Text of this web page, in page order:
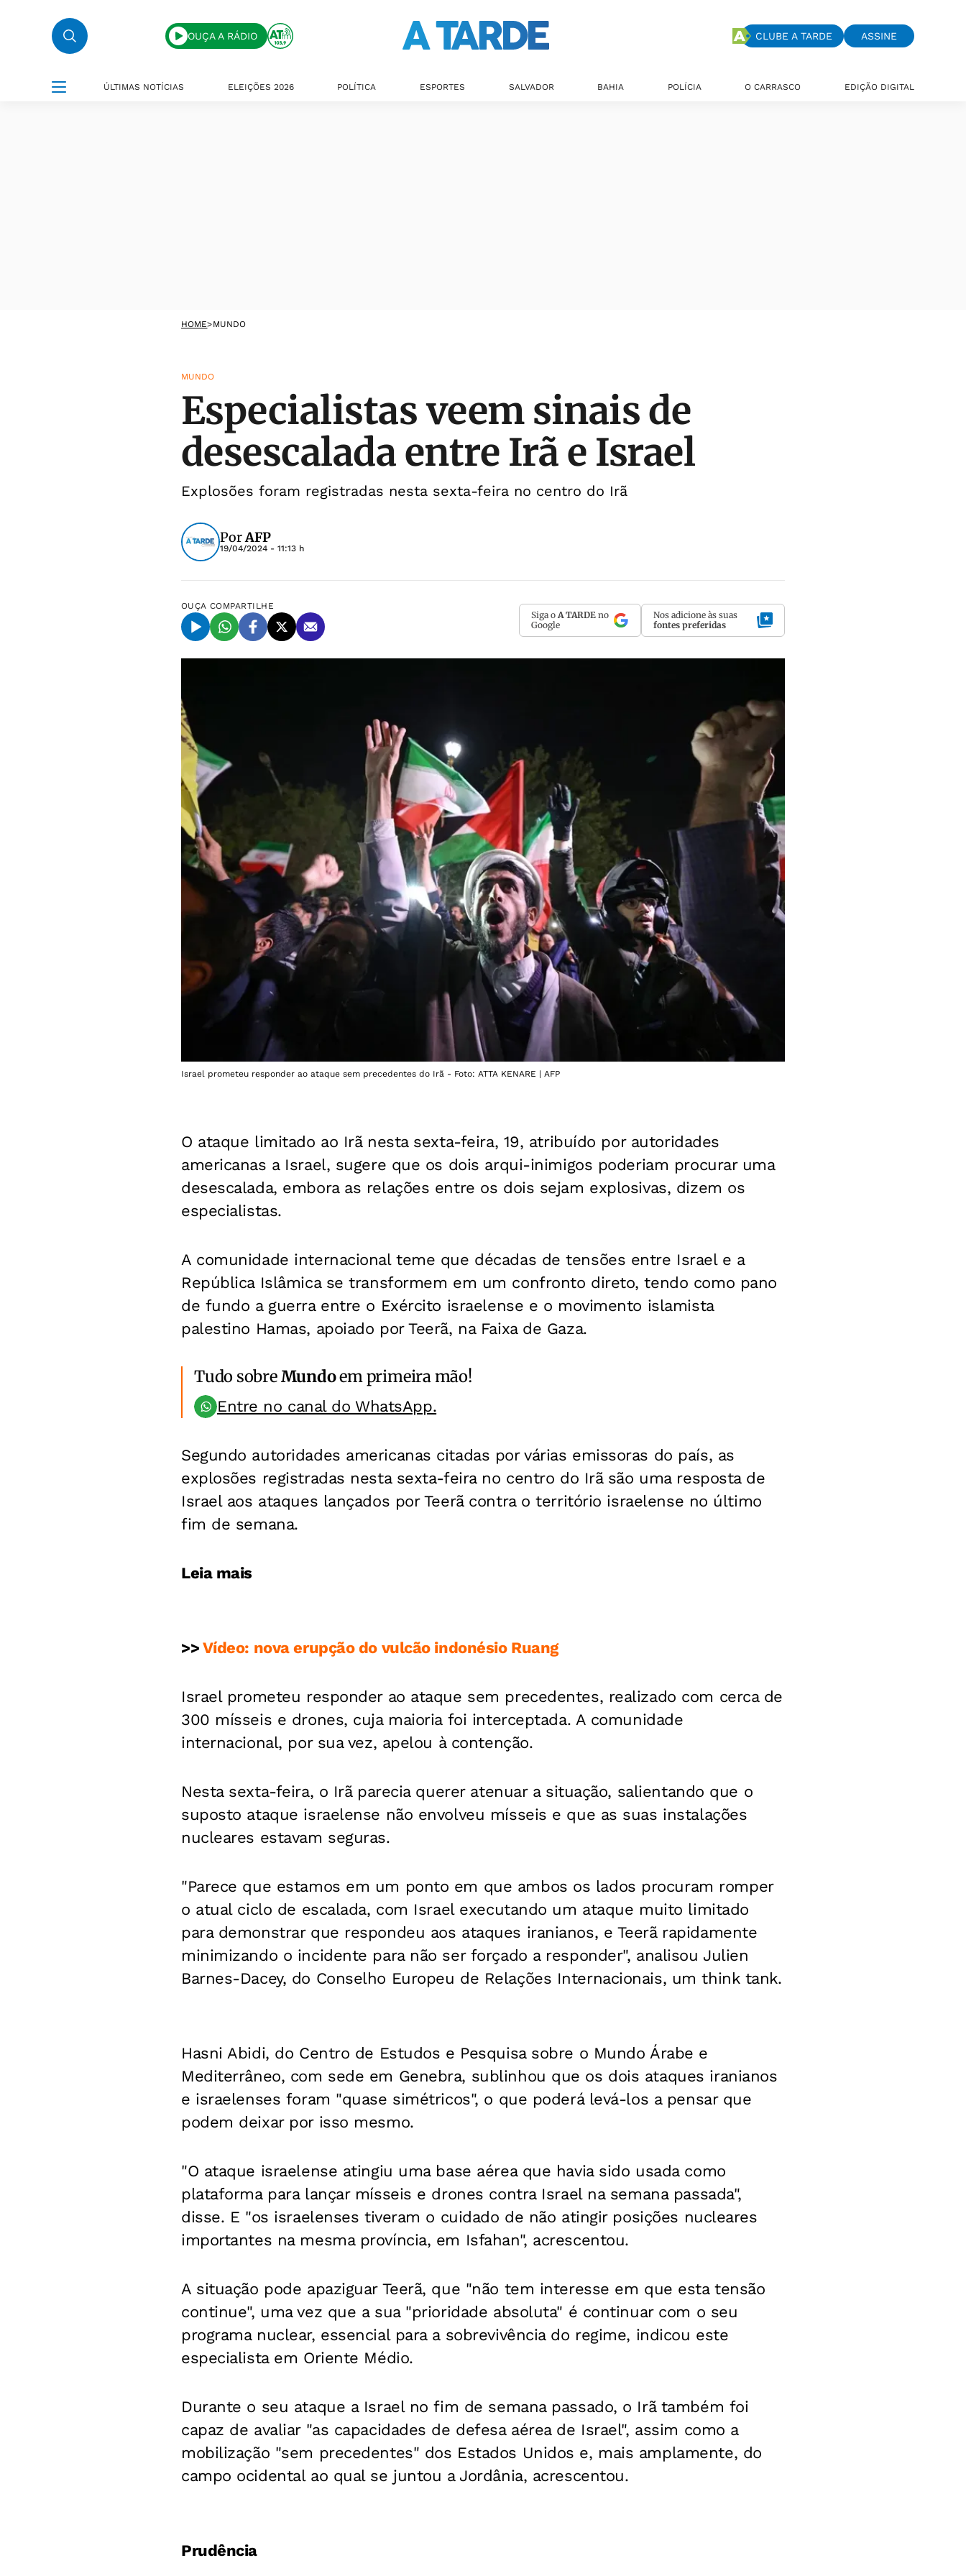
OUÇA A RÁDIO CLUBE A TARDE ASSINE
ÚLTIMAS NOTÍCIAS ELEIÇÕES 2026 POLÍTICA ESPORTES SALVADOR BAHIA POLÍCIA O CARRASCO EDIÇÃO DIGITAL
HOME>MUNDO
MUNDO
Especialistas veem sinais de
desescalada entre Irã e Israel
Explosões foram registradas nesta sexta-feira no centro do Irã
PorAFP
19/04/2024 - 11:13 h
OUÇA COMPARTILHE
Siga o A TARDE no
Google
Nos adicione às suas
fontes preferidas
Israel prometeu responder ao ataque sem precedentes do Irã - Foto: ATTA KENARE | AFP
O ataque limitado ao Irã nesta sexta-feira, 19, atribuído por autoridades
americanas a Israel, sugere que os dois arqui-inimigos poderiam procurar uma
desescalada, embora as relações entre os dois sejam explosivas, dizem os
especialistas.
A comunidade internacional teme que décadas de tensões entre Israel e a
República Islâmica se transformem em um confronto direto, tendo como pano
de fundo a guerra entre o Exército israelense e o movimento islamista
palestino Hamas, apoiado por Teerã, na Faixa de Gaza.
Tudo sobreMundoem primeira mão!
Entre no canal do WhatsApp.
Segundo autoridades americanas citadas por várias emissoras do país, as
explosões registradas nesta sexta-feira no centro do Irã são uma resposta de
Israel aos ataques lançados por Teerã contra o território israelense no último
fim de semana.
Leia mais
>> Vídeo: nova erupção do vulcão indonésio Ruang
Israel prometeu responder ao ataque sem precedentes, realizado com cerca de
300 mísseis e drones, cuja maioria foi interceptada. A comunidade
internacional, por sua vez, apelou à contenção.
Nesta sexta-feira, o Irã parecia querer atenuar a situação, salientando que o
suposto ataque israelense não envolveu mísseis e que as suas instalações
nucleares estavam seguras.
"Parece que estamos em um ponto em que ambos os lados procuram romper
o atual ciclo de escalada, com Israel executando um ataque muito limitado
para demonstrar que respondeu aos ataques iranianos, e Teerã rapidamente
minimizando o incidente para não ser forçado a responder", analisou Julien
Barnes-Dacey, do Conselho Europeu de Relações Internacionais, um think tank.
Hasni Abidi, do Centro de Estudos e Pesquisa sobre o Mundo Árabe e
Mediterrâneo, com sede em Genebra, sublinhou que os dois ataques iranianos
e israelenses foram "quase simétricos", o que poderá levá-los a pensar que
podem deixar por isso mesmo.
"O ataque israelense atingiu uma base aérea que havia sido usada como
plataforma para lançar mísseis e drones contra Israel na semana passada",
disse. E "os israelenses tiveram o cuidado de não atingir posições nucleares
importantes na mesma província, em Isfahan", acrescentou.
A situação pode apaziguar Teerã, que "não tem interesse em que esta tensão
continue", uma vez que a sua "prioridade absoluta" é continuar com o seu
programa nuclear, essencial para a sobrevivência do regime, indicou este
especialista em Oriente Médio.
Durante o seu ataque a Israel no fim de semana passado, o Irã também foi
capaz de avaliar "as capacidades de defesa aérea de Israel", assim como a
mobilização "sem precedentes" dos Estados Unidos e, mais amplamente, do
campo ocidental ao qual se juntou a Jordânia, acrescentou.
Prudência